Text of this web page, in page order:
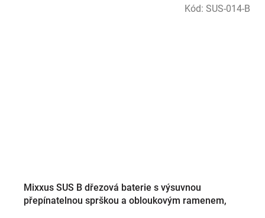
Mixxus SUS B dřezová baterie s výsuvnou
přepínatelnou sprškou a obloukovým ramenem,
Kód: SUS-014-B